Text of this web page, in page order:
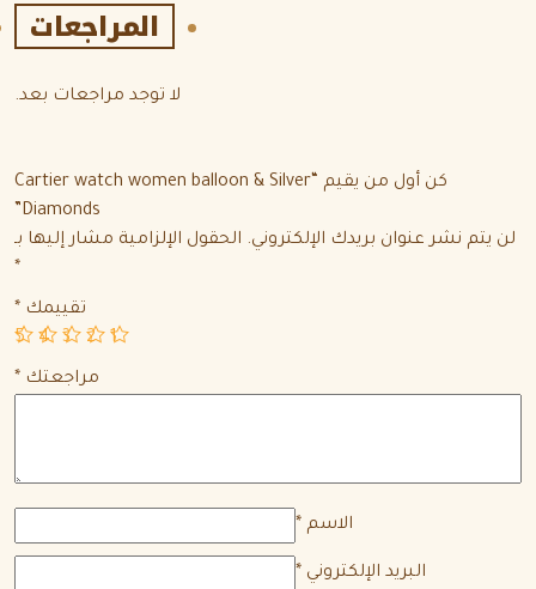
المراجعات
لا توجد مراجعات بعد.
كن أول من يقيم “Cartier watch women balloon & Silver
Diamonds”
لن يتم نشر عنوان بريدك الإلكتروني.
الحقول الإلزامية مشار إليها بـ
تقييمك
1
2
3
4
5
مراجعتك
الاسم*
البريد الإلكتروني*